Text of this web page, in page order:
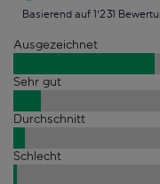
Basierend auf 1'231
Ausgezeichnet
Sehr gut
Durchschnitt
Schlecht